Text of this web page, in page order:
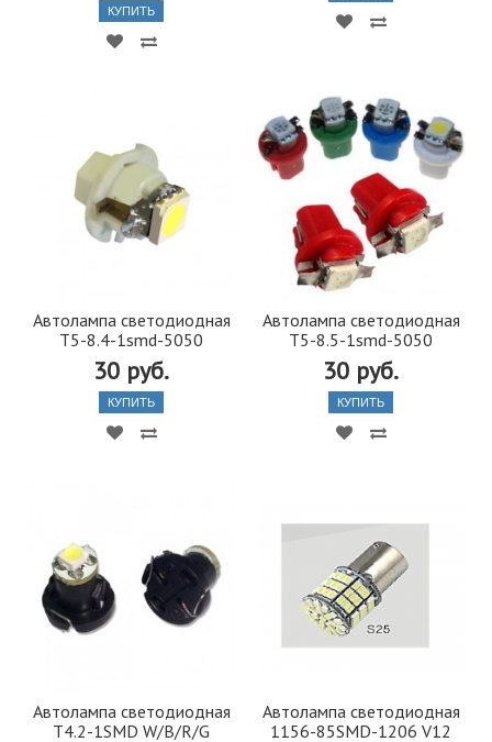
КУПИТЬ
Автолампа светодиодная
T5-8.4-1smd-5050
30 руб.
КУПИТЬ
Автолампа светодиодная
T5-8.5-1smd-5050
30 руб.
КУПИТЬ
Автолампа светодиодная
Т4.2-1SMD W/B/R/G
Автолампа светодиодная
1156-85SMD-1206 V12